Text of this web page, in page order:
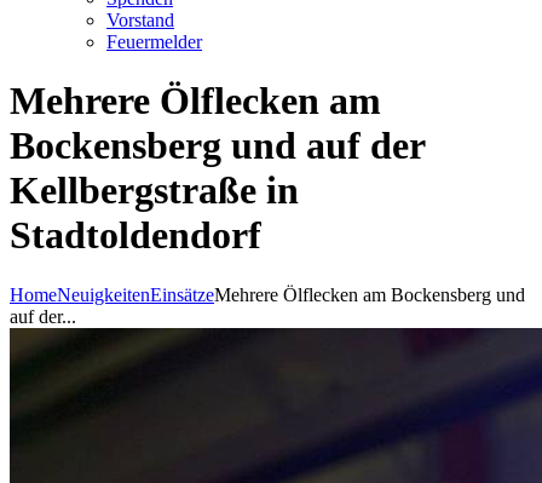
Vorstand
Feuermelder
Mehrere Ölflecken am
Bockensberg und auf der
Kellbergstraße in
Stadtoldendorf
HomeNeuigkeitenEinsätzeMehrere Ölflecken am Bockensberg und
auf der...